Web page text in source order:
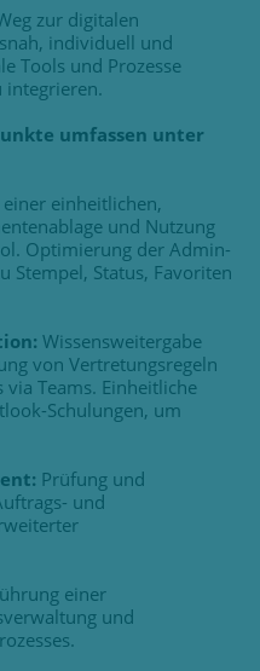
zur digitalen
individuell und
Tools und Prozesse
integrieren.
umfassen unter
einheitlichen,
und Nutzung
Optimierung der Admin-
Stempel, Status, Favoriten
Wissensweitergabe
von Vertretungsregeln
Teams. Einheitliche
Schulungen, um
Prüfung und
und
einer
und